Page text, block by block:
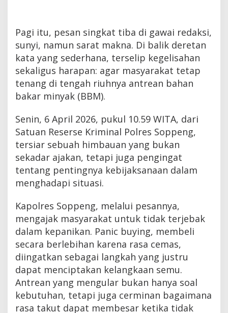
Pagi itu, pesan singkat tiba di gawai redaksi,
sunyi, namun sarat makna. Di balik deretan
kata yang sederhana, terselip kegelisahan
sekaligus harapan: agar masyarakat tetap
tenang di tengah riuhnya antrean bahan
bakar minyak (BBM).
Senin, 6 April 2026, pukul 10.59 WITA, dari
Satuan Reserse Kriminal Polres Soppeng,
tersiar sebuah himbauan yang bukan
sekadar ajakan, tetapi juga pengingat
tentang pentingnya kebijaksanaan dalam
menghadapi situasi.
Kapolres Soppeng, melalui pesannya,
mengajak masyarakat untuk tidak terjebak
dalam kepanikan. Panic buying, membeli
secara berlebihan karena rasa cemas,
diingatkan sebagai langkah yang justru
dapat menciptakan kelangkaan semu.
Antrean yang mengular bukan hanya soal
kebutuhan, tetapi juga cerminan bagaimana
rasa takut dapat membesar ketika tidak